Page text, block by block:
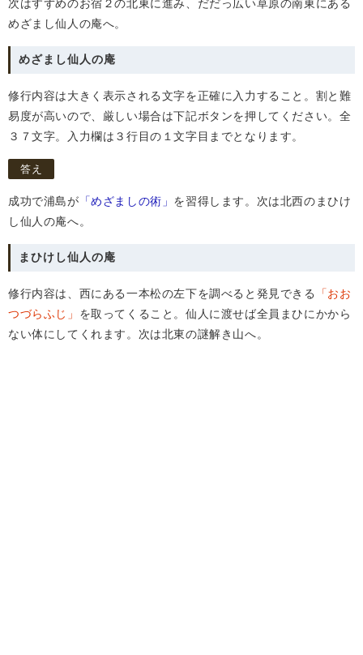
次はすずめのお宿２の北東に進み、だだっ広い草原の南東にある
めざまし仙人の庵へ。
めざまし仙人の庵
修行内容は大きく表示される文字を正確に入力すること。割と難
易度が高いので、厳しい場合は下記ボタンを押してください。全
３７文字。入力欄は３行目の１文字目までとなります。
答え
成功で浦島が 「めざましの術」 を習得します。次は北西のまひけ
し仙人の庵へ。
まひけし仙人の庵
修行内容は、西にある一本松の左下を調べると発見できる
「おお
つづらふじ」 を取ってくること。仙人に渡せば全員まひにかから
ない体にしてくれます。次は北東の謎解き山へ。